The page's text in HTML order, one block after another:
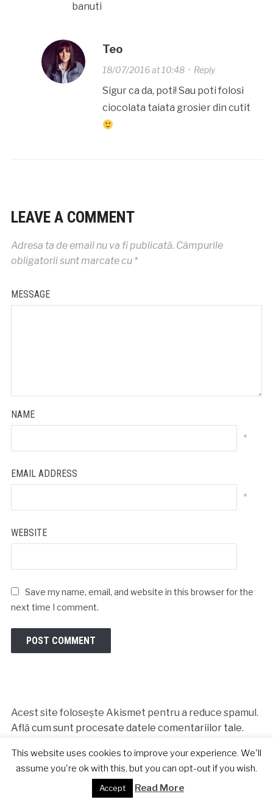
banuti
Teo
18/07/2016 at 10:48· Reply
Sigur ca da, poti! Sau poti folosi
ciocolata taiata grosier din cutit
LEAVE A COMMENT
Adresa ta de email nu va fi publicată. Câmpurile
obligatorii sunt marcate cu *
MESSAGE
NAME
*
EMAIL ADDRESS
*
WEBSITE
Save my name, email, and website in this browser for the
next time I comment.
Acest site folosește Akismet pentru a reduce spamul.
Află cum sunt procesate datele comentariilor tale.
CAUTĂ REȚETE
This website uses cookies to improve your experience. We'll
assume you're ok with this, but you can opt-out if you wish.
Accept Read More